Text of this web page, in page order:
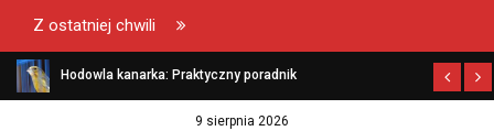
Z ostatniej chwili
Hodowla kanarka: Praktyczny poradnik
9 sierpnia 2026